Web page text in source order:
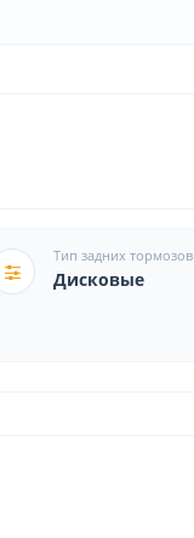
Тип задних тормозов
Дисковые